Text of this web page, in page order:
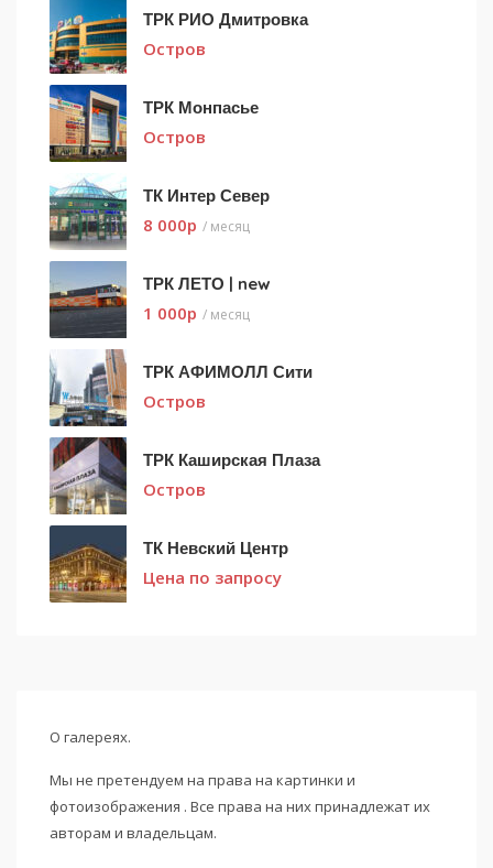
ТРК РИО Дмитровка
Остров
ТРК Монпасье
Остров
ТК Интер Север
8 000p / месяц
ТРК ЛЕТО | new
1 000p / месяц
ТРК АФИМОЛЛ Сити
Остров
ТРК Каширская Плаза
Остров
ТК Невский Центр
Цена по запросу
О галереях.
Мы не претендуем на права на картинки и
фотоизображения . Все права на них принадлежат их
авторам и владельцам.